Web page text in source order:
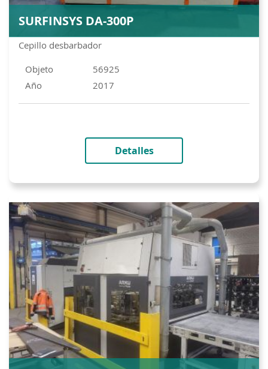
Cepillo desbarbador
SURFINSYS DA-300P
Objeto
56925
Año
2017
Detalles